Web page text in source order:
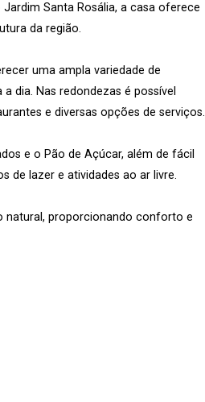
Santa Rosália, a casa oferece
da região.
uma ampla variedade de
dia. Nas redondezas é possível
e diversas opções de serviços.
e o Pão de Açúcar, além de fácil
de lazer e atividades ao ar livre.
natural, proporcionando conforto e